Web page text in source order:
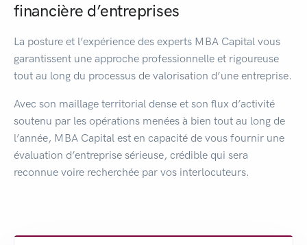
financière d’entreprises
La posture et l’expérience des experts MBA Capital vous
garantissent une approche professionnelle et rigoureuse
tout au long du processus de valorisation d’une entreprise.
Avec son maillage territorial dense et son flux d’activité
soutenu par les opérations menées à bien tout au long de
l’année, MBA Capital est en capacité de vous fournir une
évaluation d’entreprise sérieuse, crédible qui sera
reconnue voire recherchée par vos interlocuteurs.